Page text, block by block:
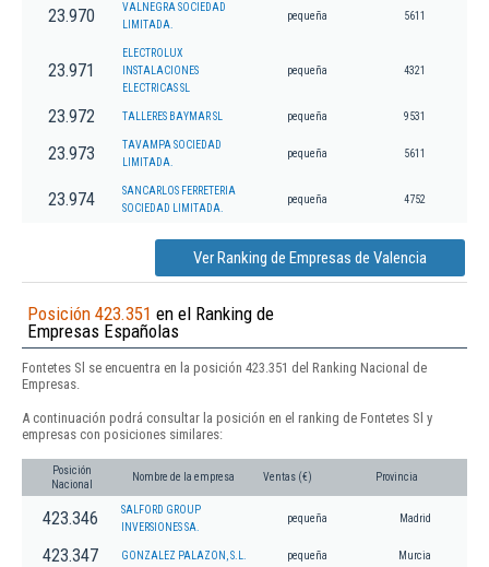
23.970
VALNEGRA SOCIEDAD
LIMITADA.
pequeña 5611
23.971
ELECTROLUX
INSTALACIONES
ELECTRICAS SL
pequeña 4321
23.972 TALLERES BAYMAR SL pequeña 9531
23.973
TAVAMPA SOCIEDAD
LIMITADA.
pequeña 5611
23.974
SANCARLOS FERRETERIA
SOCIEDAD LIMITADA.
pequeña 4752
Ver Ranking de Empresas de Valencia
Posición 423.351 en el Ranking de
Empresas Españolas
Fontetes Sl se encuentra en la posición 423.351 del Ranking Nacional de
Empresas.
A continuación podrá consultar la posición en el ranking de Fontetes Sl y
empresas con posiciones similares:
Posición
Nacional
Nombre de la empresa Ventas (€) Provincia
423.346
SALFORD GROUP
INVERSIONES SA.
pequeña Madrid
423.347 GONZALEZ PALAZON, S.L. pequeña Murcia